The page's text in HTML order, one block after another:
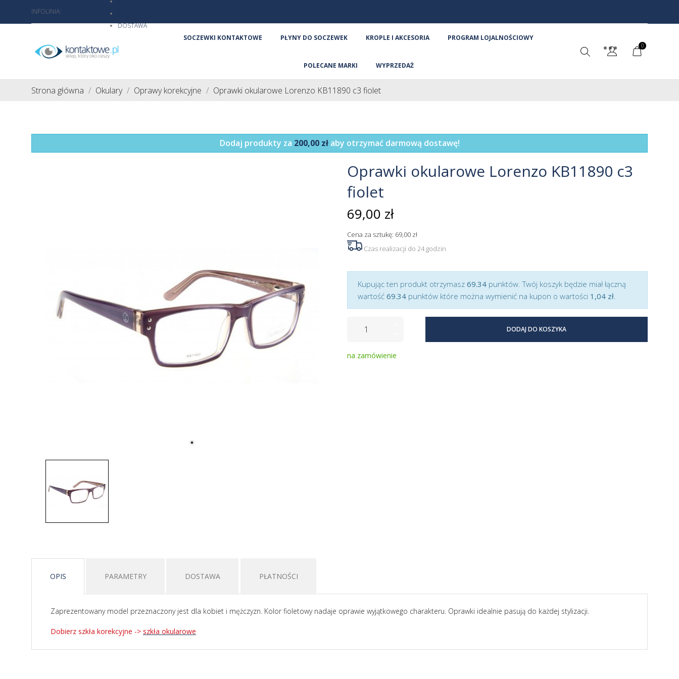
INFOLINIA:
DOSTAWA
SOCZEWKI KONTAKTOWE
PŁYNY DO SOCZEWEK KROPLE I AKCESORIA PROGRAM LOJALNOŚCIOWY
POLECANE MARKI WYPRZEDAŻ
0
Strona główna Okulary Oprawy korekcyjne Oprawki okularowe Lorenzo KB11890 c3 fiolet
Dodaj produkty za 200,00 złaby otrzymać darmową dostawę!
Oprawki okularowe Lorenzo KB11890 c3
fiolet
69,00 zł
Cena za sztukę: 69,00 zł
Czas realizacji do 24 godzin
Kupując ten produkt otrzymasz 69.34 punktów. Twój koszyk będzie miał łączną
wartość 69.34 punktów które można wymienić na kupon o wartości 1,04 zł.
DODAJ DO KOSZYKA
na zamówienie
OPIS PARAMETRY DOSTAWA PŁATNOŚCI
Zaprezentowany model przeznaczony jest dla kobiet i mężczyzn. Kolor fioletowy nadaje oprawie wyjątkowego charakteru. Oprawki idealnie pasują do każdej stylizacji.
Dobierz szkła korekcyjne -> szkła okularowe